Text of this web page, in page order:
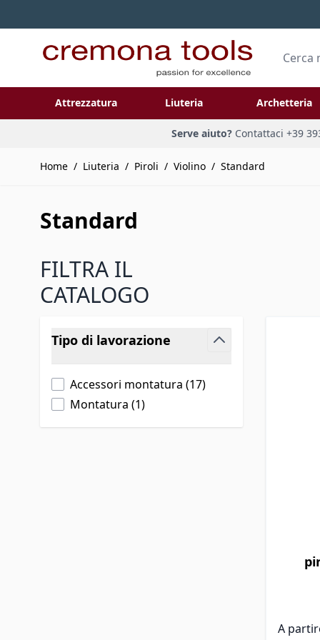
Cerca
Attrezzatura
Toggle submenu for Attrezzatura
Liuteria
Toggle
Archetteria
Serve aiuto? Contattaci +39
Home / Liuteria / Piroli / Violino / Standard
Standard
FILTRA IL
CATALOGO
Tipo di lavorazione
Accessori montatura (17products available
)
Montatura (1products available
)
Il
A